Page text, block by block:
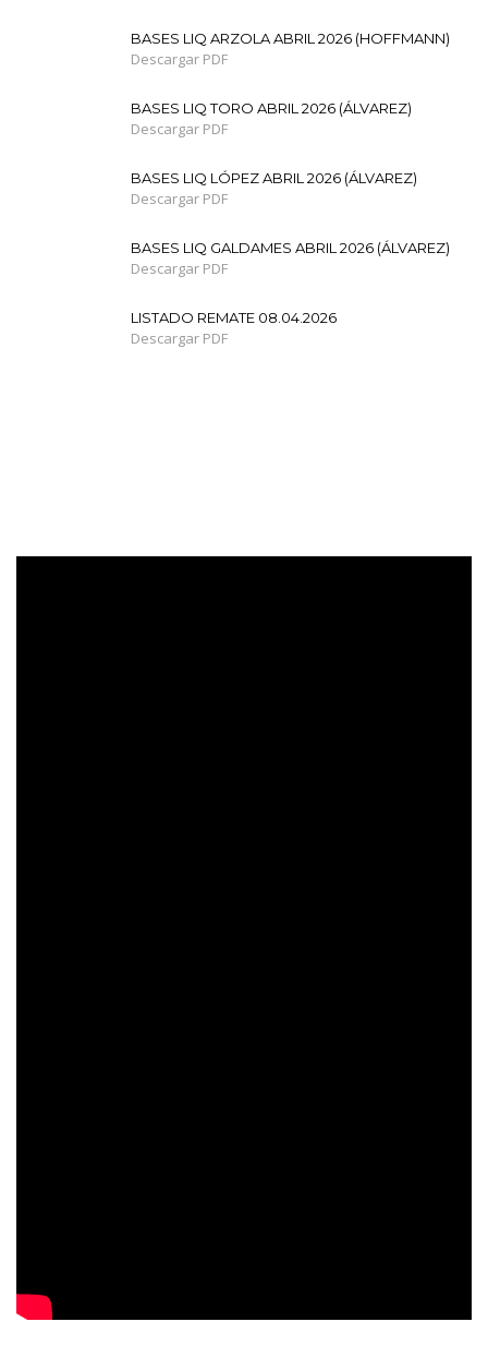
BASES LIQ ARZOLA ABRIL 2026 (HOFFMANN)
Descargar PDF
BASES LIQ TORO ABRIL 2026 (ÁLVAREZ)
Descargar PDF
BASES LIQ LÓPEZ ABRIL 2026 (ÁLVAREZ)
Descargar PDF
BASES LIQ GALDAMES ABRIL 2026 (ÁLVAREZ)
Descargar PDF
LISTADO REMATE 08.04.2026
Descargar PDF